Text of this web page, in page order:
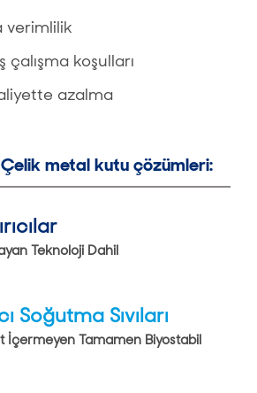
verimlilik
çalışma koşulları
azalma
metal kutu çözümleri:
Teknoloji Dahil
Soğutma Sıvıları
İçermeyen Tamamen Biyostabil